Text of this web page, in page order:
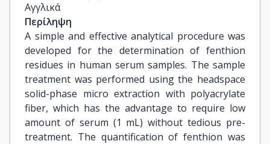
Αγγλικά
Περίληψη
A simple and effective analytical procedure was
developed for the determination of fenthion
residues in human serum samples. The sample
treatment was performed using the headspace
solid-phase micro extraction with polyacrylate
fiber, which has the advantage to require low
amount of serum (1 mL) without tedious pre-
treatment. The quantification of fenthion was